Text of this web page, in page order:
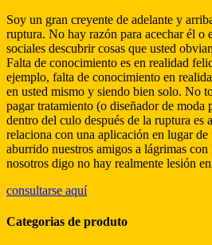
Soy un gran creyente de adelante y
ruptura. No hay razón para acechar él o
sociales descubrir cosas que usted
Falta de conocimiento es en realidad
ejemplo, falta de conocimiento en
en usted mismo y siendo bien solo. No
pagar tratamiento (o diseñador de moda
dentro del culo después de la ruptura es
relaciona con una aplicación en lugar
aburrido nuestros amigos a lágrimas
nosotros digo no hay realmente lesión
consultarse aquí
Categorias de produto